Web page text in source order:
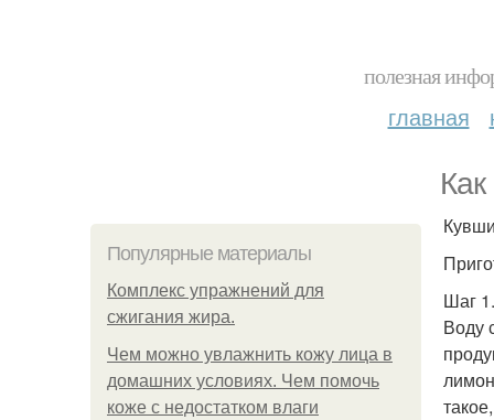
полезная
главная
Как
Популярные материалы
Комплекс упражнений для
сжигания жира.
Чем можно увлажнить кожу лица в
домашних условиях. Чем помочь
коже с недостатком влаги
Шаг 1.
Воду